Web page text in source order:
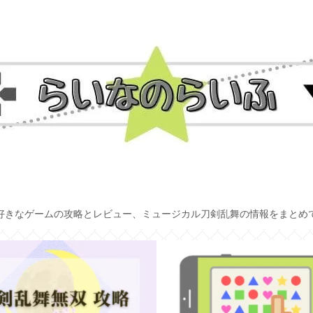
きなゲームの攻略とレビュー、ミュージカル刀剣乱舞の情報をまとめ